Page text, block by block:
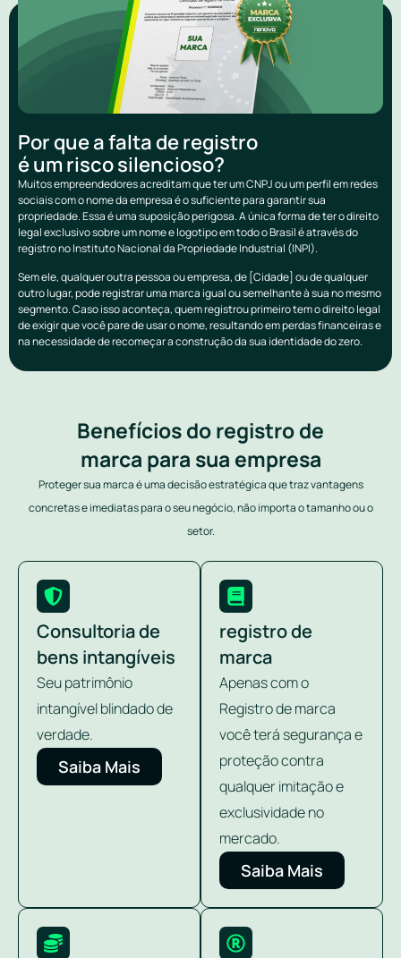
Por que a falta de registro
é um risco silencioso?
Muitos empreendedores acreditam que ter um CNPJ ou um perfil em redes
sociais com o nome da empresa é o suficiente para garantir sua
propriedade. Essa é uma suposição perigosa. A única forma de ter o direito
legal exclusivo sobre um nome e logotipo em todo o Brasil é através do
registro no Instituto Nacional da Propriedade Industrial (INPI).
Sem ele, qualquer outra pessoa ou empresa, de [Cidade] ou de qualquer
outro lugar, pode registrar uma marca igual ou semelhante à sua no mesmo
segmento. Caso isso aconteça, quem registrou primeiro tem o direito legal
de exigir que você pare de usar o nome, resultando em perdas financeiras e
na necessidade de recomeçar a construção da sua identidade do zero.
Benefícios do registro de
marca para sua empresa
Proteger sua marca é uma decisão estratégica que traz vantagens
concretas e imediatas para o seu negócio, não importa o tamanho ou o
setor.
Consultoria de
bens intangíveis
Seu patrimônio
intangível blindado de
verdade.
Saiba Mais
registro de
marca
Apenas com o
Registro de marca
você terá segurança e
proteção contra
qualquer imitação e
exclusividade no
mercado.
Saiba Mais